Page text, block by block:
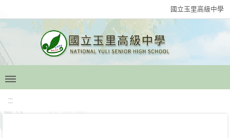
國立玉里高級中學
:::